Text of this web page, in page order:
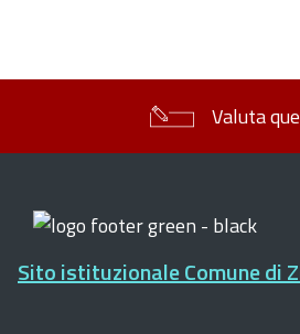
Valuta
Sito istituzionale Comune di